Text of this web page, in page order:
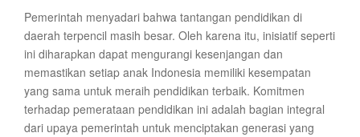
Pemerintah menyadari bahwa tantangan pendidikan di
daerah terpencil masih besar. Oleh karena itu, inisiatif seperti
ini diharapkan dapat mengurangi kesenjangan dan
memastikan setiap anak Indonesia memiliki kesempatan
yang sama untuk meraih pendidikan terbaik. Komitmen
terhadap pemerataan pendidikan ini adalah bagian integral
dari upaya pemerintah untuk menciptakan generasi yang